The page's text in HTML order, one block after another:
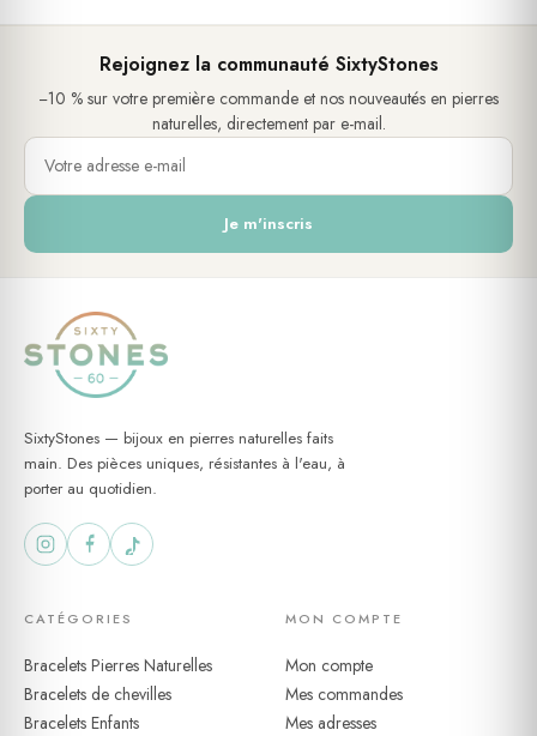
Rejoignez la communauté SixtyStones
−10 % sur votre première commande et nos nouveautés en pierres
naturelles, directement par e-mail.
Je m'inscris
SixtyStones — bijoux en pierres naturelles faits
main. Des pièces uniques, résistantes à l'eau, à
porter au quotidien.
CATÉGORIES
Bracelets Pierres Naturelles
Bracelets de chevilles
Bracelets Enfants
MON COMPTE
Mon compte
Mes commandes
Mes adresses